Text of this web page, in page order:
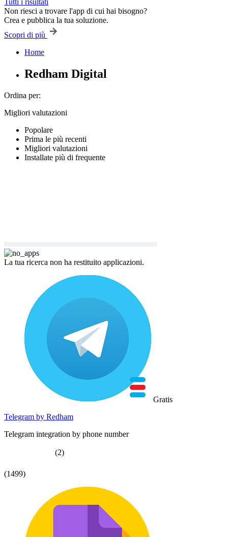
Tutti i risultati
Non riesci a trovare l'app di cui hai bisogno?
Crea e pubblica la tua soluzione.
Scopri di più
Home
Redham Digital
Ordina per:
Migliori valutazioni
Popolare
Prima le più recenti
Migliori valutazioni
Installate più di frequente
La tua ricerca non ha restituito applicazioni.
Gratis
Telegram by Redham
Telegram integration by phone number
(2)
(1499)